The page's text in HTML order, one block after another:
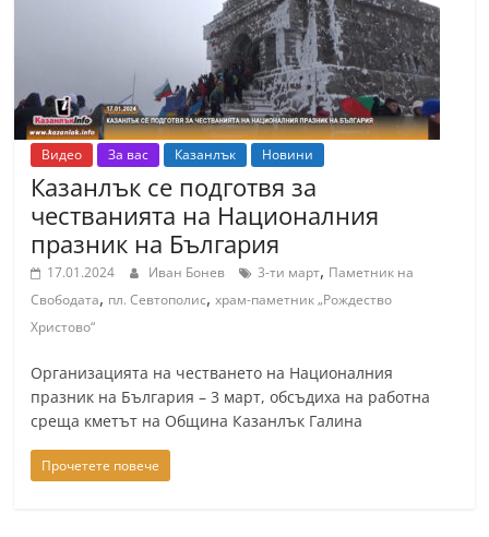
Видео За вас Казанлък Новини
Казанлък се подготвя за
честванията на Националния
празник на България
17.01.2024 Иван Бонев 3-ти март, Паметник на
Свободата, пл. Севтополис,храм-паметник „Рождество
Христово“
Организацията на честването на Националния
празник на България – 3 март, обсъдиха на работна
среща кметът на Община Казанлък Галина
Прочетете повече